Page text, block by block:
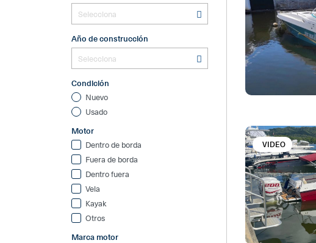
Año de construcción
Condición
Nuevo
Usado
Motor
Dentro de borda
Fuera de borda
Dentro fuera
Vela
Kayak
Otros
Marca motor
VIDEO